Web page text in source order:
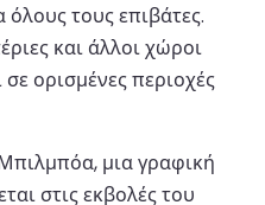
όλους τους επιβάτες.
και άλλοι χώροι
σε ορισμένες περιοχές
μια γραφική
στις εκβολές του